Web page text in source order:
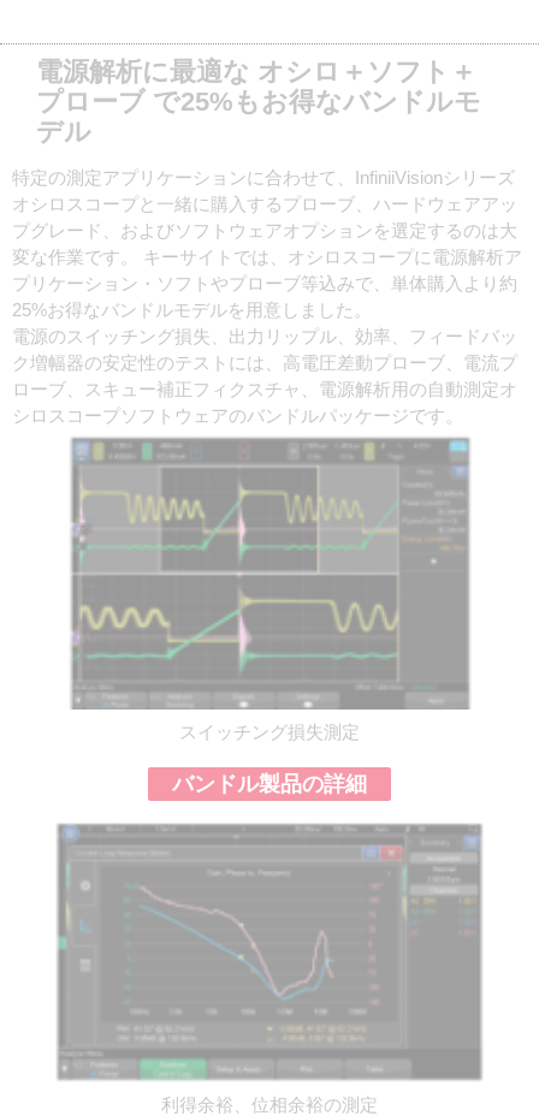
電源解析に最適な オシロ＋ソフト＋
プローブ で25%もお得なバンドルモ
デル
特定の測定アプリケーションに合わせて、InfiniiVisionシリーズ
オシロスコープと一緒に購入するプローブ、ハードウェアアッ
プグレード、およびソフトウェアオプションを選定するのは大
変な作業です。 キーサイトでは、オシロスコープに電源解析ア
プリケーション・ソフトやプローブ等込みで、単体購入より約
25%お得なバンドルモデルを用意しました。
電源のスイッチング損失、出力リップル、効率、フィードバッ
ク増幅器の安定性のテストには、高電圧差動プローブ、電流プ
ローブ、スキュー補正フィクスチャ、電源解析用の自動測定オ
シロスコープソフトウェアのバンドルパッケージです。
スイッチング損失測定
バンドル製品の詳細
利得余裕、位相余裕の測定